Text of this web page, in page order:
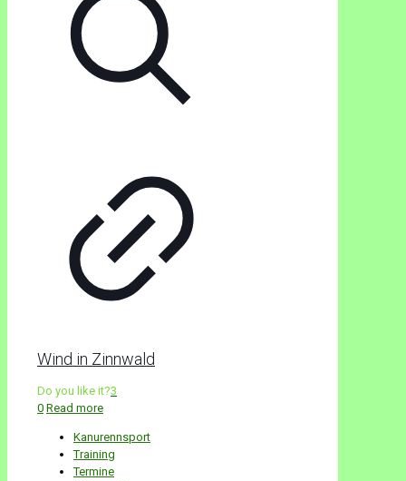
Wind in Zinnwald
Do you like it?3
0 Read more
Kanurennsport
Training
Termine